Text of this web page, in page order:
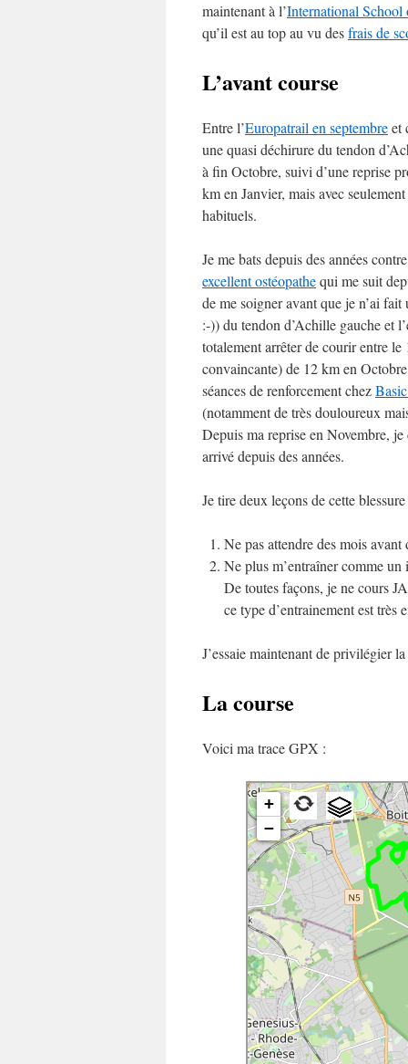
maintenant à l’International School
qu’il est au top au vu desfrais de
L’avant course
Entre l’Europatrail en septembreet
une quasi déchirure du tendon
à fin Octobre, suivi d’une reprise
km en Janvier, mais avec
habituels.
Je me bats depuis des années
excellent ostéopathequi me suit
de me soigner avant que je n’ai
:-)) du tendon d’Achille gauche et
totalement arrêter de courir entre le
convaincante) de 12 km en
séances de renforcement chez
(notamment de très douloureux
Depuis ma reprise en Novembre,
arrivé depuis des années.
Je tire deux leçons de cette blessure
Ne pas attendre des mois avant
Ne plus m’entraîner comme
De toutes façons, je ne cours
ce type d’entrainement est très
J’essaie maintenant de privilégier
La course
Voici ma trace GPX :
+
−